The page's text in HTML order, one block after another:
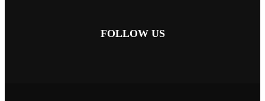
FOLLOW US